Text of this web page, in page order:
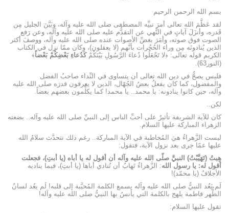
بسم الله الرحمن الرحيم
لقد عَظَّمَ الله تعالى أمرَ نبيِّه المصطفى صلى الله عليه وآله، وبَيَّنَ الجليل مِن
قَدره، وأنزَلَ آياتٍ في النَّهي عن التقدُّم عليه صلى الله عليه وآله، وعن رَفع
الصوت فوق صوته، وأمَرَ بغضِّ الأصوات عنده صلى الله عليه وآله، ووصفَ أكثر
الذين يُنادونَه مِن وراء الحُجُرات بأنَّهم (لا يعقلون)، وكان ممّا نزل في الكتاب
الكريم قوله تعالى: ﴿لا تَجْعَلُوا دُعاءَ الرَّسُولِ بَيْنَكُمْكَدُعاءِ بَعْضِكُمْ بَعْضاً﴾
(النور63).
فليس يصحُّ في دين الله تعالى أن يتساوى في النِّداء صاحبُ الفضل
والمفضول، كما كان يفعلُ بعضُ الجُهّال، الذين لا يعرفون قدرَه صلى الله عليه
وآله، حين كانوا ينادونه: يا محمد.. يا محمد! كما يكلِّمون بعضهم بعضاً.
لكن..
كان للآية الشريفة تأثيرٌ على أحبِّ الناس إلى النبيِّ صلى الله عليه وآله.. بضعته
الزهراء المباركة عليها السلام.
ليست الزَّهراءُ هيَ المُخاطبة في الآية المباركة.. رغم ذلك تتحدَّث سلامُ الله
عليها عمّا جرى بعد نزول الآية، فتقول:
هِبتُ (تَهَيَّبْتُ) النبيَّ صلّى الله عليه وآله أن أقول له يا أباه (يا أبتِ)، فجعلت
أقول له: يا رسول الله: الزَّهراءُ تَهابُ أن تُنادي أباها (يا أبتِ)، فيما يناديه
الأجلافُ (يا محمّد)!
لَم يَعُد النبيُّ صلى الله عليه وآله يسمع الكلمة المُحبَّبة إلى قلبه! لَم يعُد لسانُ
الطُّهر فاطمة يلهج بالكلمة التي يأنسُ بها النبيُّ صلى الله عليه وآله!
تقول عليها السلام: